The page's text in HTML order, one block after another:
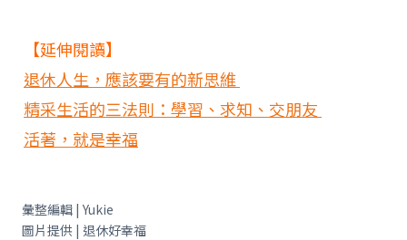
【延伸閱讀】
退休人生，應該要有的新思維
精采生活的三法則：學習、求知、交朋友
活著，就是幸福
彙整編輯 | Yukie
圖片提供 | 退休好幸福